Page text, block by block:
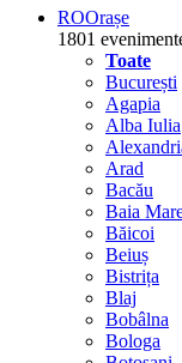
ROOrașe
1801
Toate
București
Agapia
Alba Iulia
Arad
Bacău
Baia
Băicoi
Beiuș
Bistrița
Blaj
Bobâlna
Bologa